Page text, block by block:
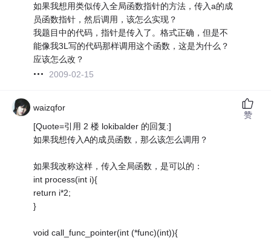
如果我想用类似传入全局函数指针的方法，传入a的成
员函数指针，然后调用，该怎么实现？
我题目中的代码，指针是传入了。格式正确，但是不
能像我3L写的代码那样调用这个函数，这是为什么？
应该怎么改？
2009-02-15
waizqfor
[Quote=引用 2 楼 lokibalder 的回复:]
如果我想传入A的成员函数，那么该怎么调用？
如果我改称这样，传入全局函数，是可以的：
int process(int i){
return i*2;
}
void call_func_pointer(int (*func)(int)){
赞